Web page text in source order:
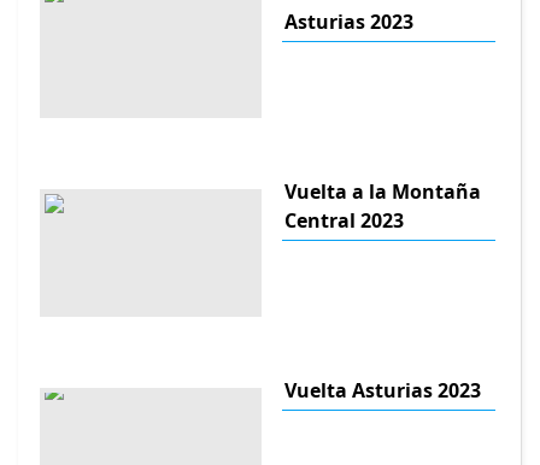
Asturias 2023
Vuelta a la Montaña
Central 2023
Vuelta Asturias 2023